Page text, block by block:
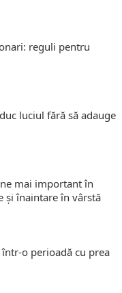
reguli pentru
luciul fără să adauge
mai important în
și înaintare în vârstă
o perioadă cu prea